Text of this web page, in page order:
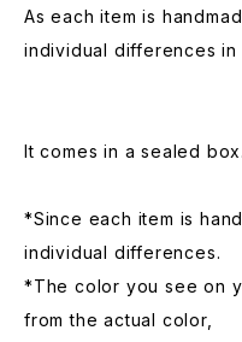
As each item is
individual differences in
It comes in a sealed box.
*Since each item is
individual differences.
*The color you see on
from the actual color,